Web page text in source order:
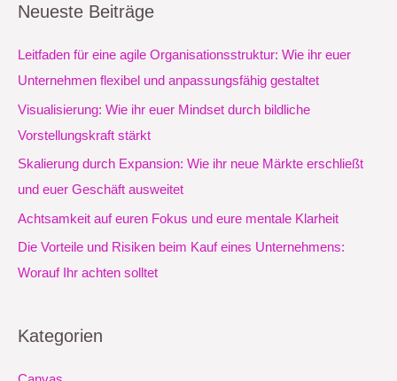
h
e
n
Neueste Beiträge
Leitfaden für eine agile Organisationsstruktur: Wie ihr euer
Unternehmen flexibel und anpassungsfähig gestaltet
Visualisierung: Wie ihr euer Mindset durch bildliche
Vorstellungskraft stärkt
Skalierung durch Expansion: Wie ihr neue Märkte erschließt
und euer Geschäft ausweitet
Achtsamkeit auf euren Fokus und eure mentale Klarheit
Die Vorteile und Risiken beim Kauf eines Unternehmens:
Worauf Ihr achten solltet
Kategorien